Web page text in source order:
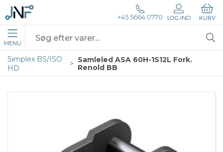
+45 5664 0770 LOG IND KURV
MENU
Simplex BS/ISO
HD
Samleled ASA 60H-1S12L Fork.
Renold BB